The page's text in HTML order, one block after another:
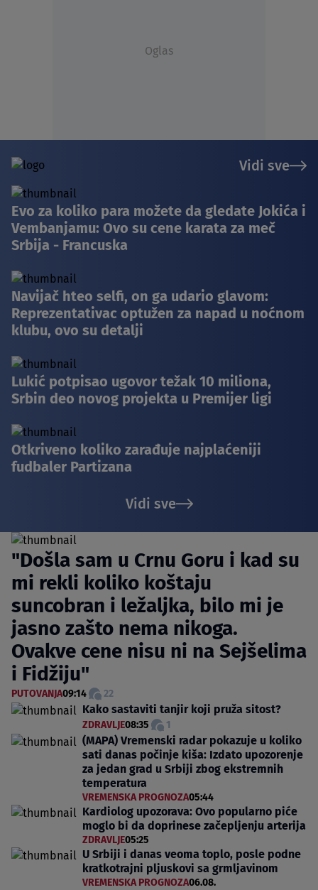
Oglas
Vidi sve
Evo za koliko para možete da gledate Jokića i
Vembanjamu: Ovo su cene karata za meč
Srbija - Francuska
Navijač hteo selfi, on ga udario glavom:
Reprezentativac optužen za napad u noćnom
klubu, ovo su detalji
Lukić potpisao ugovor težak 10 miliona,
Srbin deo novog projekta u Premijer ligi
Otkriveno koliko zarađuje najplaćeniji
fudbaler Partizana
Vidi sve
"Došla sam u Crnu Goru i kad su
mi rekli koliko koštaju
suncobran i ležaljka, bilo mi je
jasno zašto nema nikoga.
Ovakve cene nisu ni na Sejšelima
i Fidžiju"
PUTOVANJA09:14 22
Kako sastaviti tanjir koji pruža sitost?
ZDRAVLJE08:35 1
(MAPA) Vremenski radar pokazuje u koliko
sati danas počinje kiša: Izdato upozorenje
za jedan grad u Srbiji zbog ekstremnih
temperatura
VREMENSKA PROGNOZA05:44
Kardiolog upozorava: Ovo popularno piće
moglo bi da doprinese začepljenju arterija
ZDRAVLJE05:25
U Srbiji i danas veoma toplo, posle podne
kratkotrajni pljuskovi sa grmljavinom
VREMENSKA PROGNOZA06.08.